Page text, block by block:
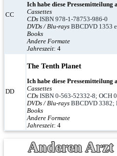
CC
Ich habe diese Pressemitteilung
Cassettes
CDs ISBN 978-1-78753-986-0
DVDs / Blu-rays BBCDVD 1353
Books
Andere Formate
Jahreszeit: 4
DD
The Tenth Planet
Ich habe diese Pressemitteilung
Cassettes
CDs ISBN 0-563-52332-8; OCH
DVDs / Blu-rays BBCDVD 3382;
Books
Andere Formate
Jahreszeit: 4
Anderen Arzt